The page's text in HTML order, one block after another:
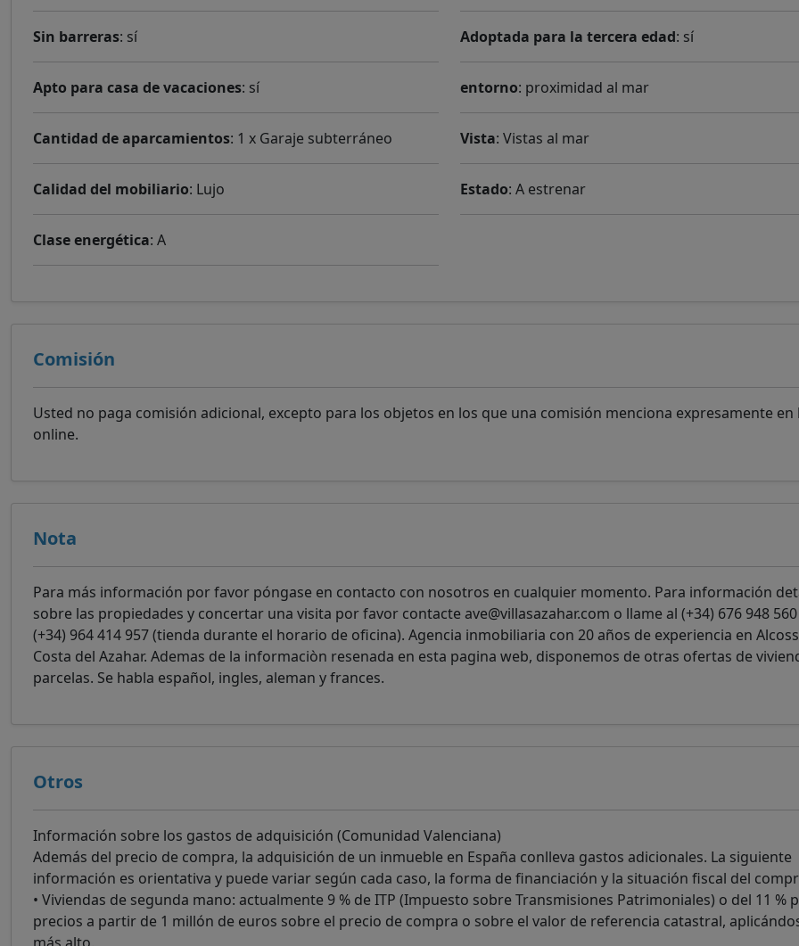
Sin barreras: sí Adoptada para la tercera edad: sí
Apto para casa de vacaciones: sí entorno: proximidad al mar
Cantidad de aparcamientos: 1 x Garaje subterráneo Vista: Vistas al mar
Calidad del mobiliario: Lujo Estado: A estrenar
Clase energética: A
Comisión
Usted no paga comisión adicional, excepto para los objetos en los que una comisión menciona expresamente en
online.
Nota
Para más información por favor póngase en contacto con nosotros en cualquier momento. Para información
sobre las propiedades y concertar una visita por favor contacte ave@villasazahar.com o llame al (+34) 676 948
(+34) 964 414 957 (tienda durante el horario de oficina). Agencia inmobiliaria con 20 años de experiencia en
Costa del Azahar. Ademas de la informaciòn resenada en esta pagina web, disponemos de otras ofertas de
parcelas. Se habla español, ingles, aleman y frances.
Otros
Información sobre los gastos de adquisición (Comunidad Valenciana)
Además del precio de compra, la adquisición de un inmueble en España conlleva gastos adicionales. La siguiente
información es orientativa y puede variar según cada caso, la forma de financiación y la situación fiscal del
• Viviendas de segunda mano: actualmente 9 % de ITP (Impuesto sobre Transmisiones Patrimoniales) o del 11 %
precios a partir de 1 millón de euros sobre el precio de compra o sobre el valor de referencia catastral,